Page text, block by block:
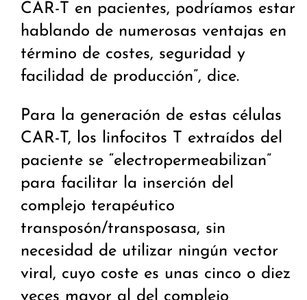
CAR-T en pacientes, podríamos estar
hablando de numerosas ventajas en
término de costes, seguridad y
facilidad de producción”, dice.
Para la generación de estas células
CAR-T, los linfocitos T extraídos del
paciente se “electropermeabilizan”
para facilitar la inserción del
complejo terapéutico
transposón/transposasa, sin
necesidad de utilizar ningún vector
viral, cuyo coste es unas cinco o diez